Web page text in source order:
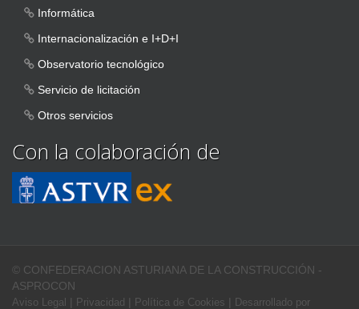
Informática
Internacionalización e I+D+I
Observatorio tecnológico
Servicio de licitación
Otros servicios
Con la colaboración de
© CONFEDERACION ASTURIANA DE LA CONSTRUCCIÓN -
ASPROCON
Aviso Legal | Privacidad | Política de Cookies | Desarrollado por